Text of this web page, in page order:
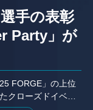
手の表彰
Party」が
FORGE」の上位
クローズドイベン